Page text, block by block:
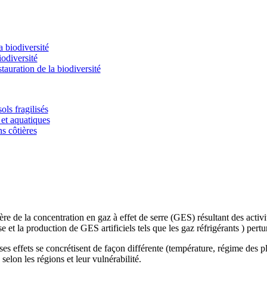
biodiversité
de la biodiversité
fragilisés
aquatiques
côtières
de la concentration en gaz à effet de serre (GES) résultant des
et la production de GES artificiels tels que les gaz réfrigérants )
effets se concrétisent de façon différente (température, régime des
les régions et leur vulnérabilité.